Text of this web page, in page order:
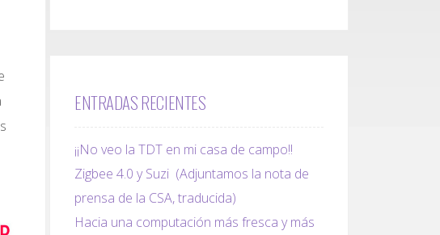
ENTRADAS RECIENTES
¡¡No veo la TDT en mi casa de campo!!
Zigbee 4.0 y Suzi (Adjuntamos la nota de
prensa de la CSA, traducida)
Hacia una computación más fresca y más